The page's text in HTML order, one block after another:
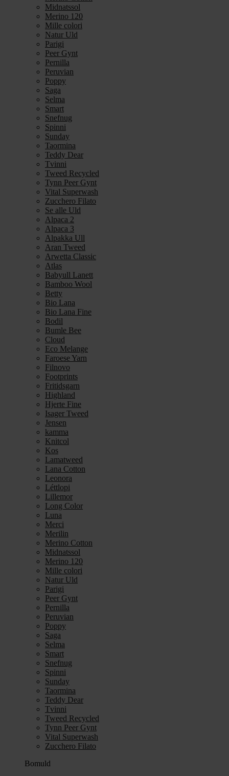
Midnatssol
Merino 120
Mille colori
Natur Uld
Parigi
Peer Gynt
Pernilla
Peruvian
Poppy
Saga
Selma
Smart
Snefnug
Spinni
Sunday
Taormina
Teddy Dear
Tvinni
Tweed Recycled
Tynn Peer Gynt
Vital Superwash
Zucchero Filato
Se alle Uld
Alpaca 2
Alpaca 3
Alpakka Ull
Aran Tweed
Arwetta Classic
Atlas
Babyull Lanett
Bamboo Wool
Betty
Bio Lana
Bio Lana Fine
Bodil
Bumle Bee
Cloud
Eco Melange
Faroese Yarn
Filnovo
Footprints
Fritidsgarn
Highland
Hjerte Fine
Isager Tweed
Jensen
kamma
Knitcol
Kos
Lamatweed
Lana Cotton
Leonora
Léttlopi
Lillemor
Long Color
Luna
Merci
Merilin
Merino Cotton
Midnatssol
Merino 120
Mille colori
Natur Uld
Parigi
Peer Gynt
Pernilla
Peruvian
Poppy
Saga
Selma
Smart
Snefnug
Spinni
Sunday
Taormina
Teddy Dear
Tvinni
Tweed Recycled
Tynn Peer Gynt
Vital Superwash
Zucchero Filato
Bomuld